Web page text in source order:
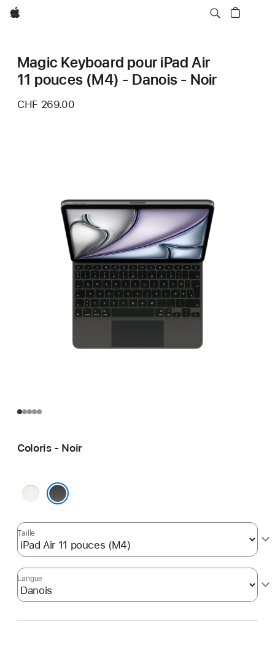
Apple
Magic Keyboard pour iPad Air
11 pouces (M4) - Danois - Noir
CHF 269.00
Coloris - Noir
Blanc
Taille
Langue